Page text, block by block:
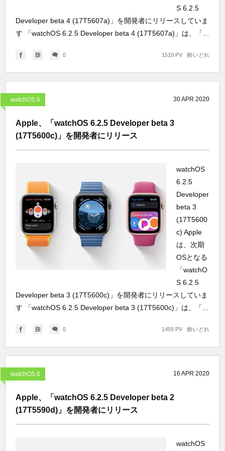
S 6.2.5
Developer beta 4 (17T5607a)」を開発者にリリースしていま
す 「watchOS 6.2.5 Developer beta 4 (17T5607a)」は、「...
0 酔いどれ
1510 PV
watchOS 6 30APR 2020
Apple、「watchOS 6.2.5 Developer beta 3
(17T5600c)」を開発者にリリース
watchOS
6.2.5
Developer
beta 3
(17T5600
c) Apple
は、次期
OSとなる
「watchO
S 6.2.5
Developer beta 3 (17T5600c)」を開発者にリリースしていま
す 「watchOS 6.2.5 Developer beta 3 (17T5600c)」は、「...
0 酔いどれ
1455 PV
watchOS 6 16 APR 2020
Apple、「watchOS 6.2.5 Developer beta 2
(17T5590d)」を開発者にリリース
watchOS